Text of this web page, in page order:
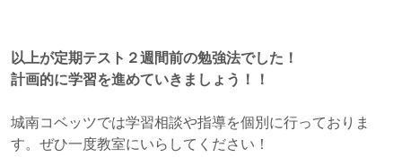
以上が定期テスト２週間前の勉強法でした！
計画的に学習を進めていきましょう！！
城南コベッツでは学習相談や指導を個別に行っておりま
す。ぜひ一度教室にいらしてください！